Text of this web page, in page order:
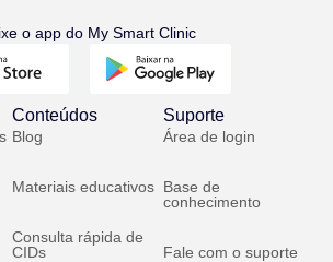
o app do My Smart Clinic
Conteúdos
Blog
Materiais educativos
Consulta rápida de
CIDs
Suporte
Área de login
Base de
conhecimento
Fale com o suporte